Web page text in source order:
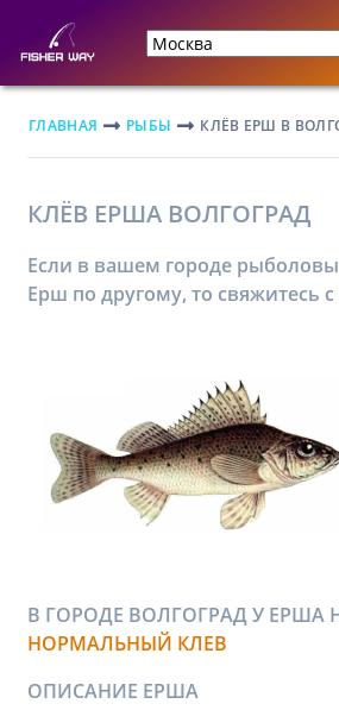
ГЛАВНАЯ РЫБЫ КЛЁВ ЕРШ В
КЛЁВ ЕРША ВОЛГОГРАД
Если в вашем городе
Ерш по другому, то свяжитесь
В ГОРОДЕ ВОЛГОГРАД У ЕРША
НОРМАЛЬНЫЙ КЛЕВ
ОПИСАНИЕ ЕРША